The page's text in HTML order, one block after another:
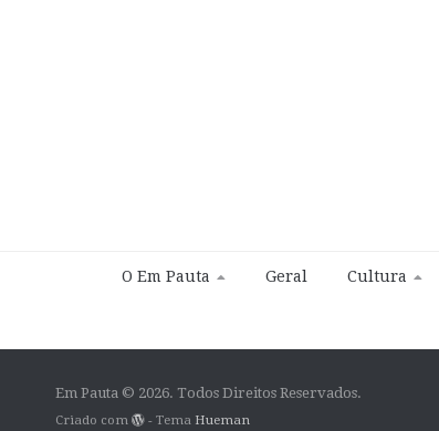
O Em Pauta Geral Cultura
Em Pauta © 2026. Todos Direitos Reservados.
Criado com - Tema Hueman